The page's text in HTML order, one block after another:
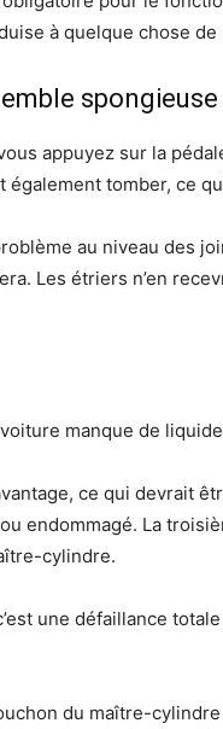
à quelque chose de
spongieuse
appuyez sur la
tomber, ce
au niveau des
Les étriers n’en
manque de
ce qui devrait
endommagé. La
cylindre.
une défaillance
du maître-